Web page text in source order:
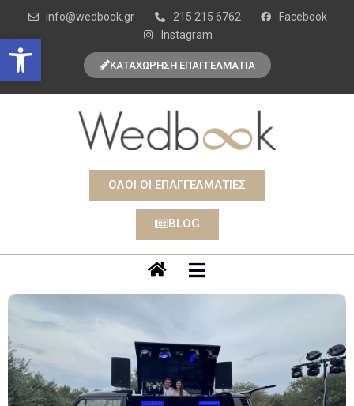
Open toolbar
info@wedbook.gr 215 215 6762
Facebook
Instagram
ΚΑΤΑΧΩΡΗΣΗ ΕΠΑΓΓΕΛΜΑΤΙΑ
ΟΛΟΙ ΟΙ ΕΠΑΓΓΕΛΜΑΤΙΕΣ
BLOG